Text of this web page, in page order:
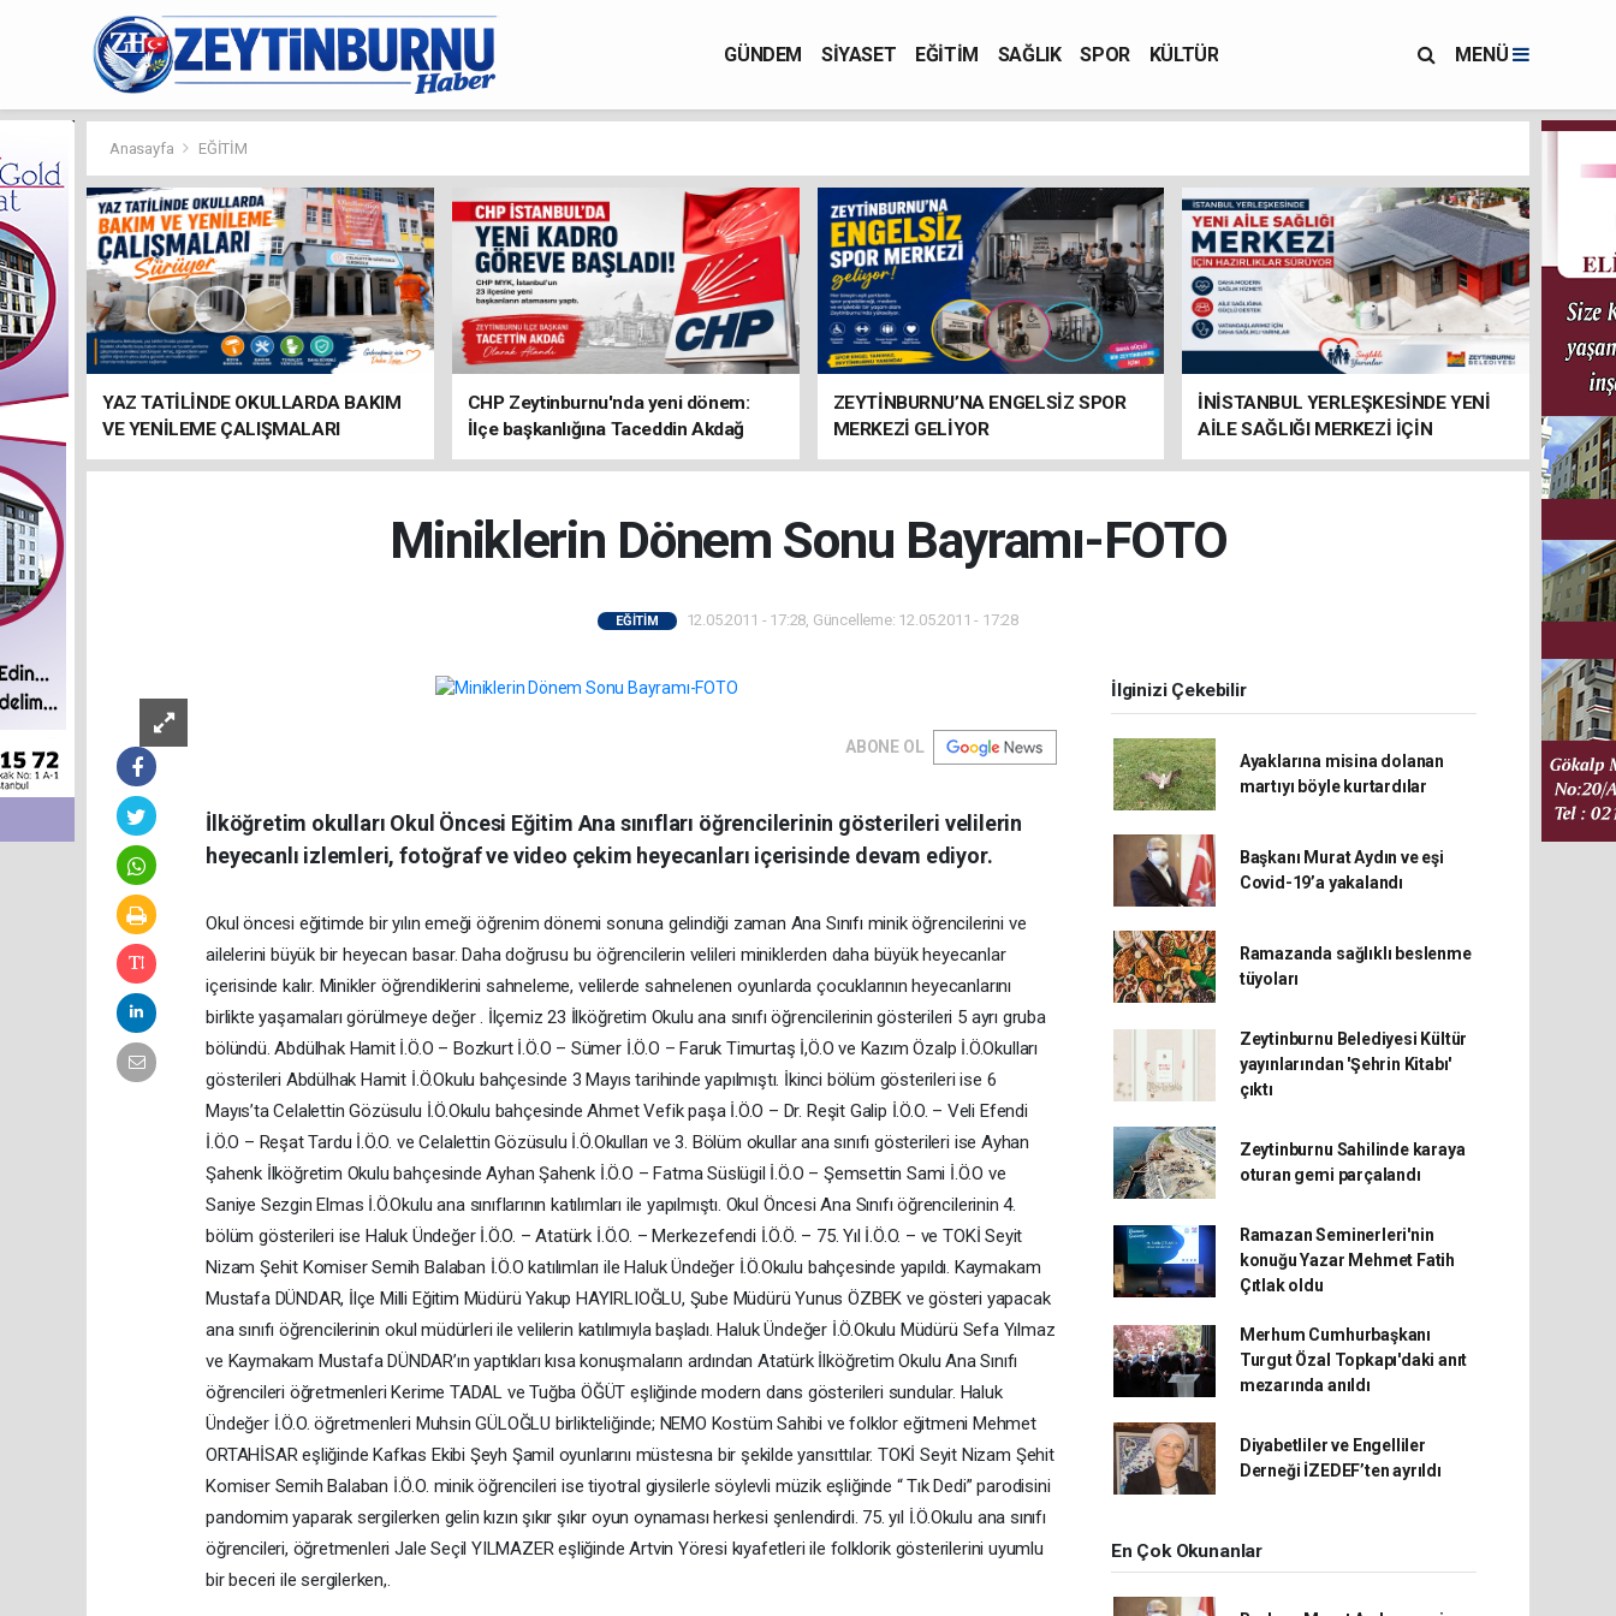
GÜNDEM SİYASET EĞİTİM SAĞLIK SPOR KÜLTÜR MENÜ
Anasayfa EĞİTİM
YAZ TATİLİNDE OKULLARDA BAKIM
VE YENİLEME ÇALIŞMALARI
SÜRÜYOR
CHP Zeytinburnu'nda yeni dönem:
İlçe başkanlığına Taceddin Akdağ
atandı
ZEYTİNBURNU’NA ENGELSİZ SPOR
MERKEZİ GELİYOR
İNİSTANBUL YERLEŞKESİNDE YENİ
AİLE SAĞLIĞI MERKEZİ İÇİN
HAZIRLIKLAR SÜRÜYOR
Miniklerin Dönem Sonu Bayramı-FOTO
EĞİTİM 12.05.2011 - 17:28, Güncelleme: 12.05.2011 - 17:28
ABONE OL
İlköğretim okulları Okul Öncesi Eğitim Ana sınıfları öğrencilerinin gösterileri velilerin
heyecanlı izlemleri, fotoğraf ve video çekim heyecanları içerisinde devam ediyor.
Okul öncesi eğitimde bir yılın emeği öğrenim dönemi sonuna gelindiği zaman Ana Sınıfı minik öğrencilerini ve
ailelerini büyük bir heyecan basar. Daha doğrusu bu öğrencilerin velileri miniklerden daha büyük heyecanlar
içerisinde kalır. Minikler öğrendiklerini sahneleme, velilerde sahnelenen oyunlarda çocuklarının heyecanlarını
birlikte yaşamaları görülmeye değer . İlçemiz 23 İlköğretim Okulu ana sınıfı öğrencilerinin gösterileri 5 ayrı gruba
bölündü. Abdülhak Hamit İ.Ö.O – Bozkurt İ.Ö.O – Sümer İ.Ö.O – Faruk Timurtaş İ,Ö.O ve Kazım Özalp İ.Ö.Okulları
gösterileri Abdülhak Hamit İ.Ö.Okulu bahçesinde 3 Mayıs tarihinde yapılmıştı. İkinci bölüm gösterileri ise 6
Mayıs’ta Celalettin Gözüsulu İ.Ö.Okulu bahçesinde Ahmet Vefik paşa İ.Ö.O – Dr. Reşit Galip İ.Ö.O. – Veli Efendi
İ.Ö.O – Reşat Tardu İ.Ö.O. ve Celalettin Gözüsulu İ.Ö.Okulları ve 3. Bölüm okullar ana sınıfı gösterileri ise Ayhan
Şahenk İlköğretim Okulu bahçesinde Ayhan Şahenk İ.Ö.O – Fatma Süslügil İ.Ö.O – Şemsettin Sami İ.Ö.O ve
Saniye Sezgin Elmas İ.Ö.Okulu ana sınıflarının katılımları ile yapılmıştı. Okul Öncesi Ana Sınıfı öğrencilerinin 4.
bölüm gösterileri ise Haluk Ündeğer İ.Ö.O. – Atatürk İ.Ö.O. – Merkezefendi İ.Ö.Ö. – 75. Yıl İ.Ö.O. – ve TOKİ Seyit
Nizam Şehit Komiser Semih Balaban İ.Ö.O katılımları ile Haluk Ündeğer İ.Ö.Okulu bahçesinde yapıldı. Kaymakam
Mustafa DÜNDAR, İlçe Milli Eğitim Müdürü Yakup HAYIRLIOĞLU, Şube Müdürü Yunus ÖZBEK ve gösteri yapacak
ana sınıfı öğrencilerinin okul müdürleri ile velilerin katılımıyla başladı. Haluk Ündeğer İ.Ö.Okulu Müdürü Sefa Yılmaz
ve Kaymakam Mustafa DÜNDAR’ın yaptıkları kısa konuşmaların ardından Atatürk İlköğretim Okulu Ana Sınıfı
öğrencileri öğretmenleri Kerime TADAL ve Tuğba ÖĞÜT eşliğinde modern dans gösterileri sundular. Haluk
Ündeğer İ.Ö.O. öğretmenleri Muhsin GÜLOĞLU birlikteliğinde; NEMO Kostüm Sahibi ve folklor eğitmeni Mehmet
ORTAHİSAR eşliğinde Kafkas Ekibi Şeyh Şamil oyunlarını müstesna bir şekilde yansıttılar. TOKİ Seyit Nizam Şehit
Komiser Semih Balaban İ.Ö.O. minik öğrencileri ise tiyotral giysilerle söylevli müzik eşliğinde “ Tık Dedi” parodisini
pandomim yaparak sergilerken gelin kızın şıkır şıkır oyun oynaması herkesi şenlendirdi. 75. yıl İ.Ö.Okulu ana sınıfı
öğrencileri, öğretmenleri Jale Seçil YILMAZER eşliğinde Artvin Yöresi kıyafetleri ile folklorik gösterilerini uyumlu
bir beceri ile sergilerken,.
İlginizi Çekebilir
Ayaklarına misina dolanan
martıyı böyle kurtardılar
Başkanı Murat Aydın ve eşi
Covid-19’a yakalandı
Ramazanda sağlıklı beslenme
tüyoları
Zeytinburnu Belediyesi Kültür
yayınlarından 'Şehrin Kitabı'
çıktı
Zeytinburnu Sahilinde karaya
oturan gemi parçalandı
Ramazan Seminerleri'nin
konuğu Yazar Mehmet Fatih
Çıtlak oldu
Merhum Cumhurbaşkanı
Turgut Özal Topkapı'daki anıt
mezarında anıldı
Diyabetliler ve Engelliler
Derneği İZEDEF’ten ayrıldı
En Çok Okunanlar